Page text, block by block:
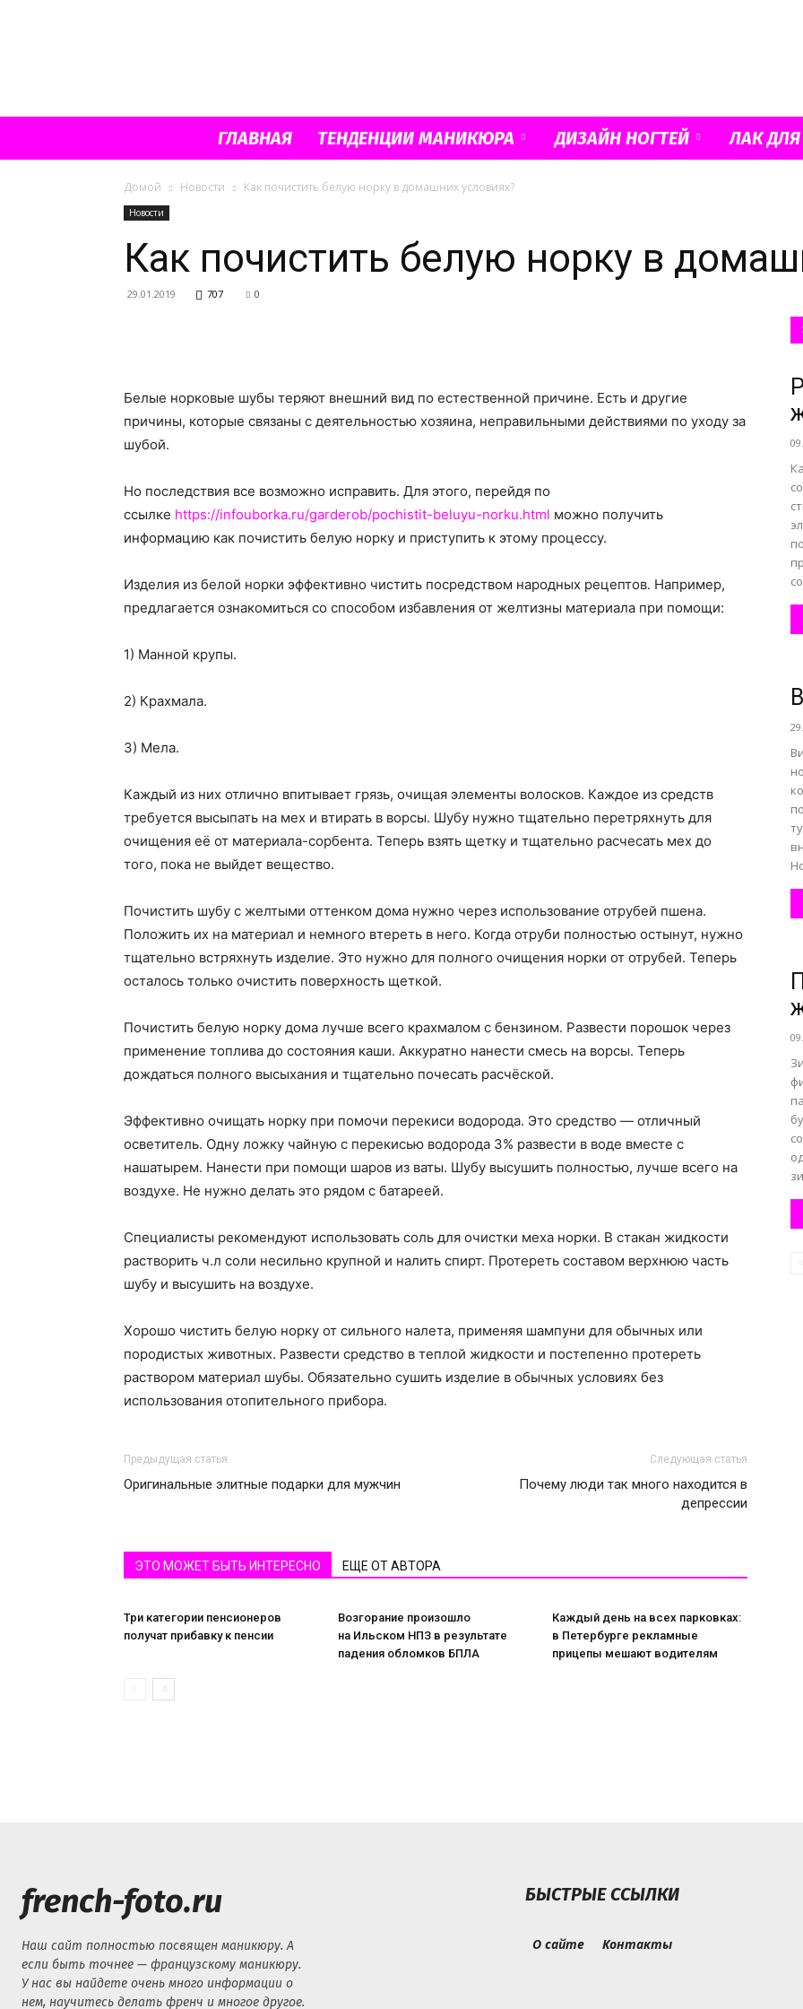
Французский
о
ГЛАВНАЯ ТЕНДЕНЦИИ МАНИКЮРА ДИЗАЙН НОГТЕЙ ЛАК
Домой Новости Как почистить белую норку в домашних условиях?
Новости
Как почистить белую норку в
29.01.2019 707 0
Белые норковые шубы теряют внешний вид по естественной причине. Есть и другие
причины, которые связаны с деятельностью хозяина, неправильными действиями по уходу за
шубой.
Но последствия все возможно исправить. Для этого, перейдя по
ссылке https://infouborka.ru/garderob/pochistit-beluyu-norku.html можно получить
информацию как почистить белую норку и приступить к этому процессу.
Изделия из белой норки эффективно чистить посредством народных рецептов. Например,
предлагается ознакомиться со способом избавления от желтизны материала при помощи:
1) Манной крупы.
2) Крахмала.
3) Мела.
Каждый из них отлично впитывает грязь, очищая элементы волосков. Каждое из средств
требуется высыпать на мех и втирать в ворсы. Шубу нужно тщательно перетряхнуть для
очищения её от материала-сорбента. Теперь взять щетку и тщательно расчесать мех до
того, пока не выйдет вещество.
Почистить шубу с желтыми оттенком дома нужно через использование отрубей пшена.
Положить их на материал и немного втереть в него. Когда отруби полностью остынут, нужно
тщательно встряхнуть изделие. Это нужно для полного очищения норки от отрубей. Теперь
осталось только очистить поверхность щеткой.
Почистить белую норку дома лучше всего крахмалом с бензином. Развести порошок через
применение топлива до состояния каши. Аккуратно нанести смесь на ворсы. Теперь
дождаться полного высыхания и тщательно почесать расчёской.
Эффективно очищать норку при помочи перекиси водорода. Это средство — отличный
осветитель. Одну ложку чайную с перекисью водорода 3% развести в воде вместе с
нашатырем. Нанести при помощи шаров из ваты. Шубу высушить полностью, лучше всего на
воздухе. Не нужно делать это рядом с батареей.
Специалисты рекомендуют использовать соль для очистки меха норки. В стакан жидкости
растворить ч.л соли несильно крупной и налить спирт. Протереть составом верхнюю часть
шубу и высушить на воздухе.
Хорошо чистить белую норку от сильного налета, применяя шампуни для обычных или
породистых животных. Развести средство в теплой жидкости и постепенно протереть
раствором материал шубы. Обязательно сушить изделие в обычных условиях без
использования отопительного прибора.
Предыдущая статья
Оригинальные элитные подарки для мужчин
Следующая статья
Почему люди так много находится в
депрессии
ЭТО МОЖЕТ БЫТЬ ИНТЕРЕСНО ЕЩЕ ОТ АВТОРА
Три категории пенсионеров
получат прибавку к пенсии
Возгорание произошло
на Ильском НПЗ в результате
падения обломков БПЛА
Каждый день на всех парковках:
в Петербурге рекламные
прицепы мешают водителям
french-foto.ru
Наш сайт полностью посвящен маникюру. А
если быть точнее — французскому маникюру.
У нас вы найдете очень много информации о
нем, научитесь делать френч и многое другое.
БЫСТРЫЕ ССЫЛКИ
О сайте Контакты